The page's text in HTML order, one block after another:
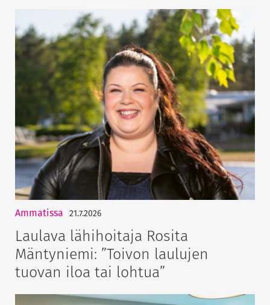
Ammatissa 21.7.2026
Laulava lähihoitaja Rosita
Mäntyniemi: ”Toivon laulujen
tuovan iloa tai lohtua”